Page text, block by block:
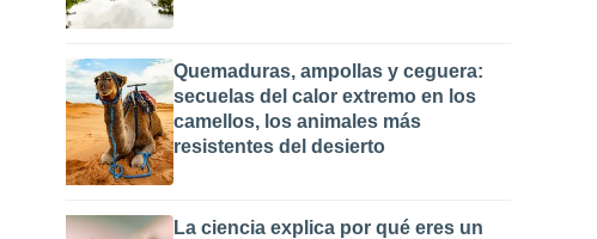
Quemaduras, ampollas y ceguera:
secuelas del calor extremo en los
camellos, los animales más
resistentes del desierto
La ciencia explica por qué eres un